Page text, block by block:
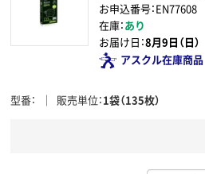
お申込番号：EN77608
在庫：あり
お届け日：8月9日（日）
アスクル在庫商品
型番 販売単位 1袋（135枚）